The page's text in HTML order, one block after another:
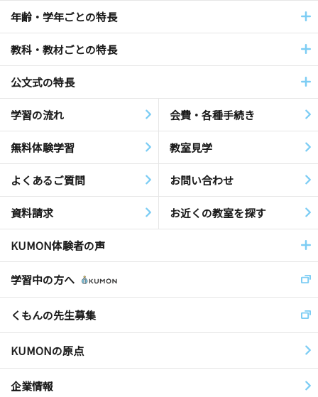
年齢・学年ごとの特長
教科・教材ごとの特長
公文式の特長
学習の流れ 会費・各種手続き
無料体験学習 教室見学
よくあるご質問 お問い合わせ
資料請求 お近くの教室を探す
KUMON体験者の声
学習中の方へ
くもんの先生募集
KUMONの原点
企業情報